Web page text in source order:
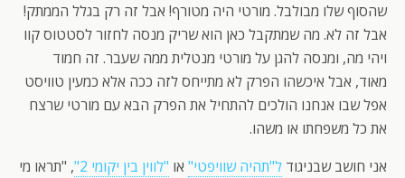
שהסוף שלו מבולבל. מורטי היה מטורף! אבל זה רק בגלל הממתק!
אבל זה לא. מה שמתקבל כאן הוא שריק מנסה לחזור לסטטוס קוו
ויהי מה, ומנסה להגן על מורטי מנטלית ממה שעבר. זה חמוד
מאוד, אבל איכשהו הפרק לא מתייחס לזה ככה אלא כמעין טוויסט
אפל שבו אנחנו הולכים להתחיל את הפרק הבא עם מורטי שרצח
את כל משפחתו או משהו.
אני חושב שבניגוד ל"תהיה שוויפטי" או "לווין בין יקומי 2"
, "תראו מי